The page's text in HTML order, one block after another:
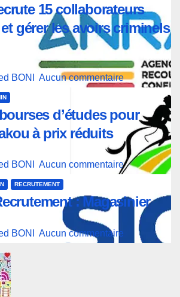
15 collaborateurs
gérer les avoirs criminels
BONI Aucun commentaire
d’études pour
à prix réduits
BONI Aucun commentaire
RECRUTEMENT
: Magasinier
BONI Aucun commentaire